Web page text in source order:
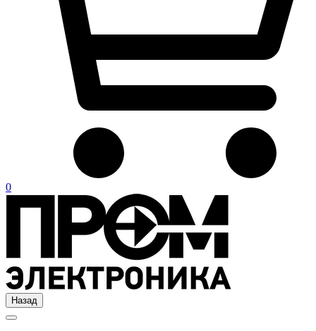
0
Назад